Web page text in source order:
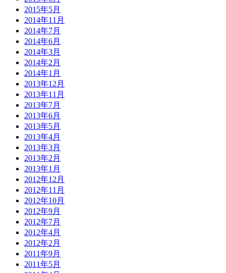
2015年5月
2014年11月
2014年7月
2014年6月
2014年3月
2014年2月
2014年1月
2013年12月
2013年11月
2013年7月
2013年6月
2013年5月
2013年4月
2013年3月
2013年2月
2013年1月
2012年12月
2012年11月
2012年10月
2012年9月
2012年7月
2012年4月
2012年2月
2011年9月
2011年5月